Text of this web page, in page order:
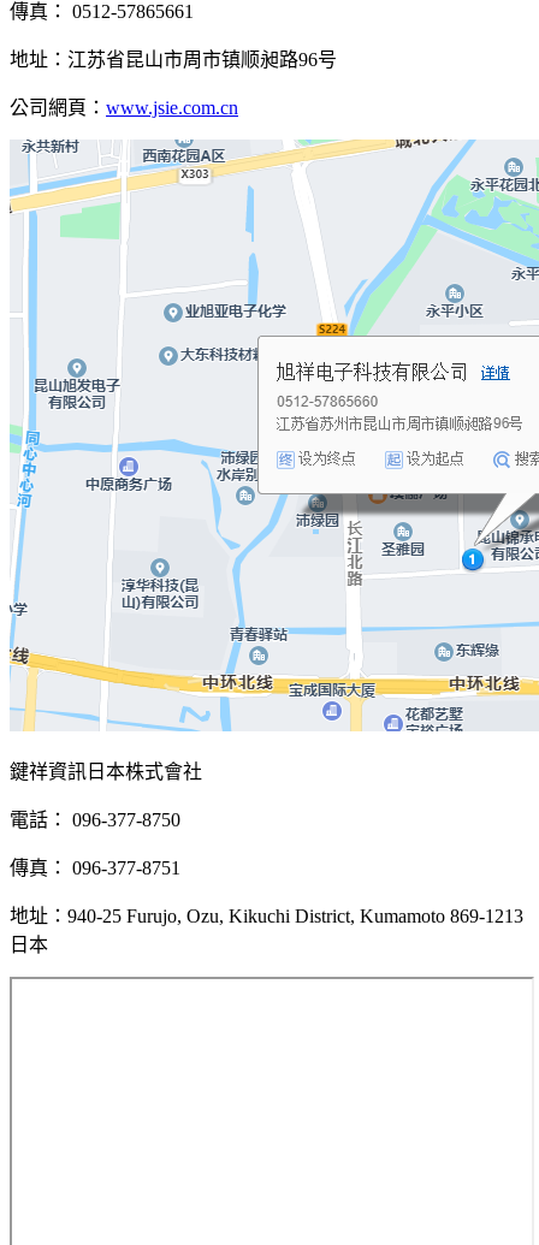
傳真： 0512-57865661
地址：江苏省昆山市周市镇顺昶路96号
公司網頁： www.jsie.com.cn
鍵祥資訊日本株式會社
電話： 096-377-8750
傳真： 096-377-8751
地址：940-25 Furujo, Ozu, Kikuchi District, Kumamoto 869-1213
日本